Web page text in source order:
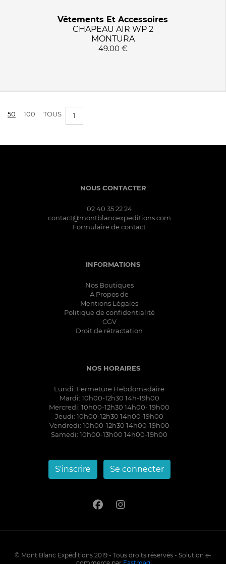
Vêtements Et Accessoires
CHAPEAU AIR WP 2
MONTURA
49.00 €
50 100 TOUS 1
NOUS CONTACTER
02 40 35 22 24
contact@montblancexpeditions.com
Formulaire de contact
INFORMATIONS
Nos Boutiques
A Propos de
Mentions Légales
Politique de confidentialité
CGV
Droit de rétractation
NOS HORAIRES
Lundi: Fermeture Hebdomadaire
Mardi: 10h00-12h30 14h-19h00
Mercredi: 10h00-12h30 14h00- 19h00
Jeudi: 10h00-12h30 14h00-19h00
Vendredi: 10h00-12h30 14h00-19h00
Samedi: 10h00-13h00 14h00-19h00
S'inscrire Se connecter
© Mont Blanc Expéditions 2019 - Tous droits réservés - Solution e-